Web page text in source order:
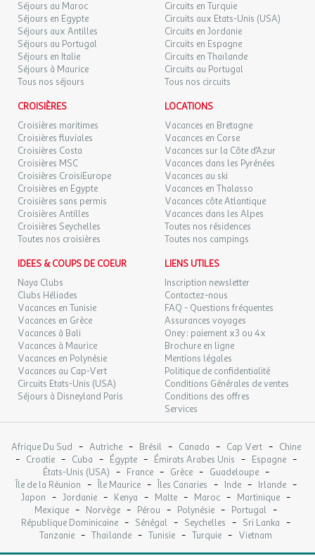
Séjours au Maroc
Séjours en Egypte
Séjours aux Antilles
Séjours au Portugal
Séjours en Italie
Séjours à Maurice
Tous nos séjours
Circuits en Turquie
Circuits aux Etats-Unis (USA)
Circuits en Jordanie
Circuits en Espagne
Circuits en Thaïlande
Circuits au Portugal
Tous nos circuits
CROISIÈRES
Croisières maritimes
Croisières fluviales
Croisières Costa
Croisières MSC
Croisières CroisiEurope
Croisières en Egypte
Croisières sans permis
Croisières Antilles
Croisières Seychelles
Toutes nos croisières
LOCATIONS
Vacances en Bretagne
Vacances en Corse
Vacances sur la Côte d'Azur
Vacances dans les Pyrénées
Vacances au ski
Vacances en Thalasso
Vacances côte Atlantique
Vacances dans les Alpes
Toutes nos résidences
Toutes nos campings
IDEES & COUPS DE COEUR
Naya Clubs
Clubs Héliades
Vacances en Tunisie
Vacances en Grèce
Vacances à Bali
Vacances à Maurice
Vacances en Polynésie
Vacances au Cap-Vert
Circuits Etats-Unis (USA)
Séjours à Disneyland Paris
LIENS UTILES
Inscription newsletter
Contactez-nous
FAQ - Questions fréquentes
Assurances voyages
Oney : paiement x3 ou 4x
Brochure en ligne
Mentions légales
Politique de confidentialité
Conditions Générales de ventes
Conditions des offres
Services
Afrique Du Sud - Autriche - Brésil - Canada - Cap Vert - Chine
- Croatie - Cuba - Égypte - Émirats Arabes Unis - Espagne -
États-Unis (USA) - France - Grèce - Guadeloupe -
Île de la Réunion - Île Maurice - Îles Canaries - Inde - Irlande -
Japon - Jordanie - Kenya - Malte - Maroc - Martinique -
Mexique - Norvège - Pérou - Polynésie - Portugal -
République Dominicaine - Sénégal - Seychelles - Sri Lanka -
Tanzanie - Thaïlande - Tunisie - Turquie - Vietnam